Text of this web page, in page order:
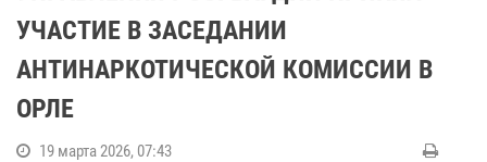
УЧАСТИЕ В ЗАСЕДАНИИ
АНТИНАРКОТИЧЕСКОЙ КОМИССИИ В
ОРЛЕ
19 марта 2026, 07:43